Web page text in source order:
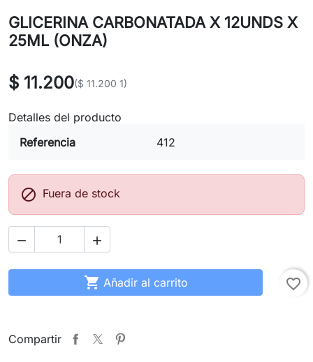
GLICERINA CARBONATADA X 12UNDS X
25ML (ONZA)
$ 11.200($ 11.200 1)
Detalles del producto
Referencia
412
 Fuera de stock
 
 Añadir al carrito favorite_border
Compartir